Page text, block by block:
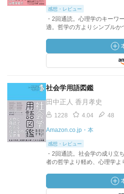
感想・レビュー
・2回通読。心理学のキーワ
適。哲学の方よりシンプルか
社会学用語図鑑
田中正人 香月孝史
1228 4.04 48
Amazon.co.jp・本
感想・レビュー
・2回通読。社会学の成り立
者の哲学より軽め、心理学よ